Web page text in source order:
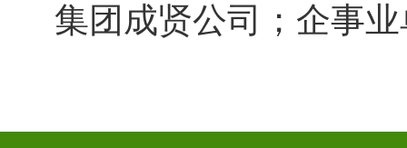
集团成贤公司；企事